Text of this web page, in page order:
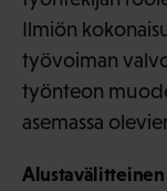
Ilmiön
työvoiman
työnteon
asemassa